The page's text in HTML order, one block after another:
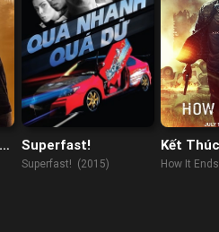
Superfast!
Superfast! (2015)
Kết
Cả
How It